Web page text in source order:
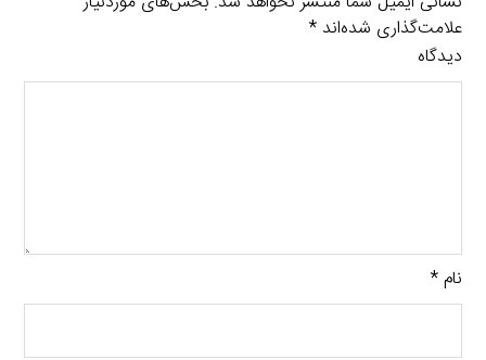
علامت‌گذاری شده‌اند*
دیدگاه
نام*